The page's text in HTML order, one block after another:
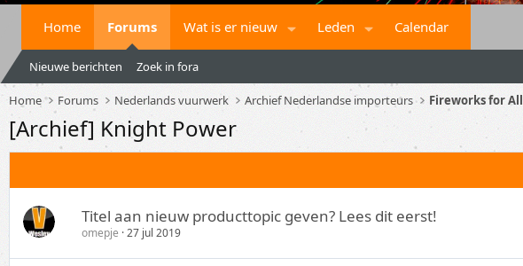
Home Forums Wat is er nieuw Leden Calendar
Nieuwe berichten Zoek in fora
Home Forums Nederlands vuurwerk Archief Nederlandse importeurs Fireworks for All
[Archief] Knight Power
Titel aan nieuw producttopic geven? Lees dit eerst!
omepje 27 jul 2019